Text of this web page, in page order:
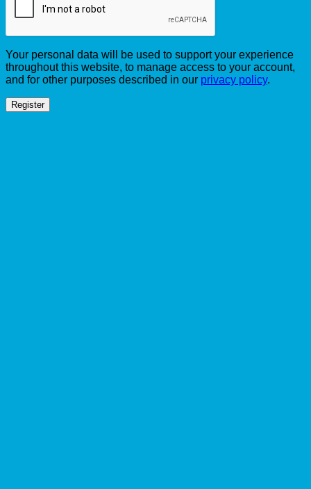
Your personal data will be used to support your experience
throughout this website, to manage access to your account,
and for other purposes described in our privacy policy.
Register